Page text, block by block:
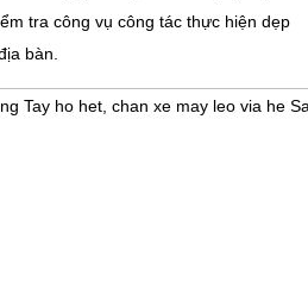
tra công vụ công tác thực hiện dẹp
bàn.